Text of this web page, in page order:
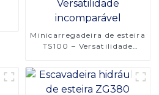
Minicarregadeira de esteira
TS100 – Versatilidade